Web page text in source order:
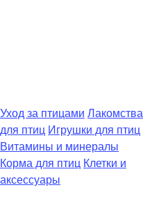
Уход за птицами Лакомства
для птиц Игрушки для птиц
Витамины и минералы
Кoрма для птиц Клетки и
аксессуары